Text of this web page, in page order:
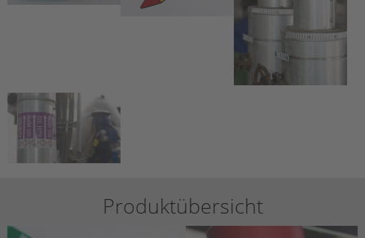
Produktübersicht